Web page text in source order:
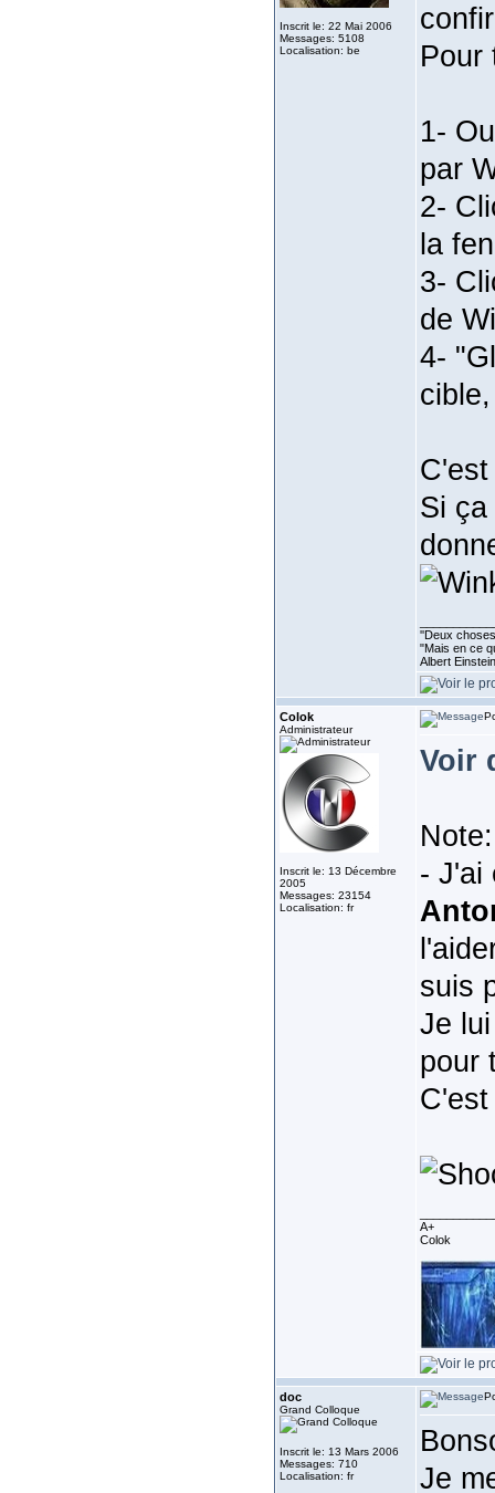
Inscrit le: 22 Mai 2006
Messages: 5108
Localisation: be
Pour
1-
par
2-
la
3-
de
4-
Si
''Deux
"Mais en ce
Albert
Colok
Administrateur
Inscrit le: 13 Décembre
2005
Messages: 23154
Localisation: fr
Voir
Note:
- J'ai
suis
Je
pour
A+
Colok
doc
Grand Colloque
Inscrit le: 13 Mars 2006
Messages: 710
Localisation: fr
Je